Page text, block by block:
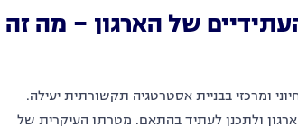
של הארגון – מה זה
ומרכזי בבניית אסטרטגיה תקשורתית יעילה.
ולתכנן לעתיד בהתאם. מטרתו העיקרית של